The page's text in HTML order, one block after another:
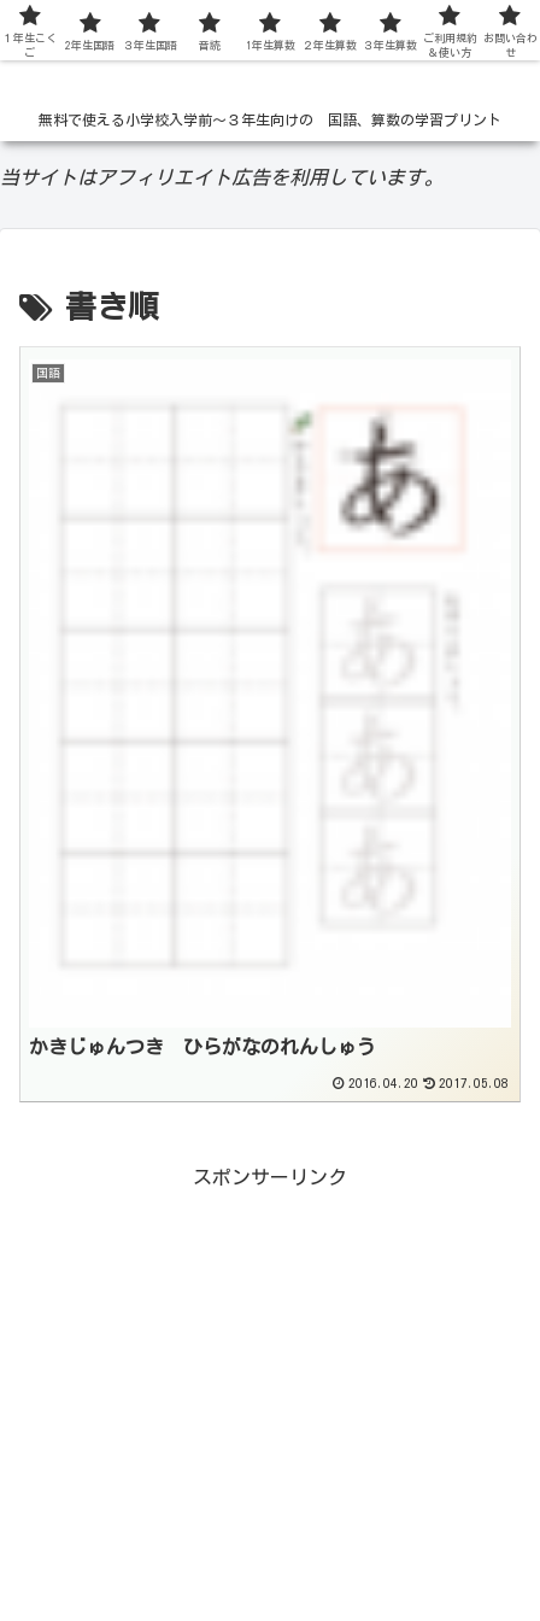
低学年の無料学習ドリル
無料で使える小学校入学前〜３年生向けの 国語、算数の学習プリント
当サイトはアフィリエイト広告を利用しています。
書き順
国語
かきじゅんつき ひらがなのれんしゅう
2016.04.20 2017.05.08
スポンサーリンク
１年生こく
ご
2年生国語 ３年生国語 音読 1年生算数 ２年生算数 ３年生算数
ご利用規約
＆使い方
お問い合わ
せ